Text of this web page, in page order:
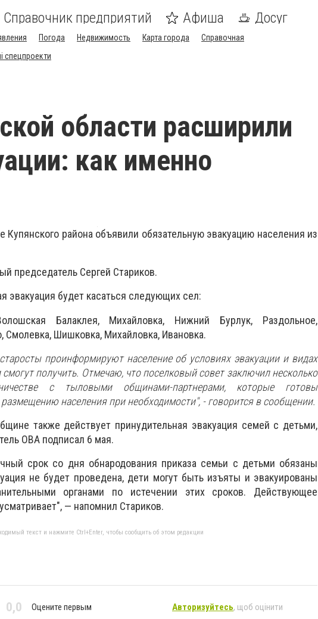
Справочник предприятий Афиша Досуг
Погода Недвижимость Карта города
Справочная
спецпроекти
области расширили
как именно
района объявили обязательную эвакуацию населения из
председатель Сергей Стариков.
эвакуация будет касаться следующих сел:
Балаклея, Михайловка, Нижний Бурлук, Раздольное,
Смолевка, Шишковка, Михайловка, Ивановка.
проинформируют население об условиях эвакуации и видах
получить. Отмечаю, что поселковый совет заключил несколько
с тыловыми общинами-партнерами, которые готовы
населения при необходимости", - говорится в сообщении.
также действует принудительная эвакуация семей с детьми,
ОВА подписал 6 мая.
срок со дня обнародования приказа семьи с детьми обязаны
не будет проведена, дети могут быть изъяты и эвакуированы
органами по истечении этих сроков. Действующее
— напомнил Стариков.
текст и нажмите Ctrl+Enter, чтобы сообщить об этом редакции
0,0 Оцените первым Авторизуйтесь, щоб оцінити